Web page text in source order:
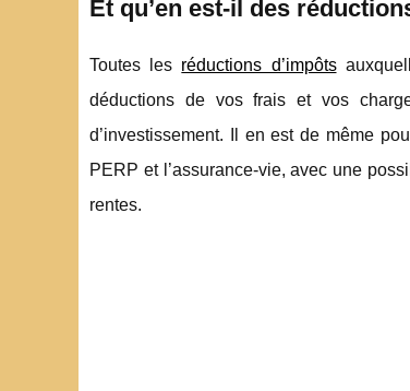
Et qu’en est-il des
Toutes les réductions d’impôts
déductions de vos frais et vos
d’investissement. Il en est de même
PERP et l’assurance-vie, avec une
rentes.